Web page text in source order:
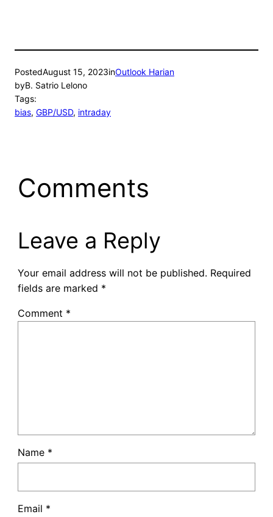
PostedAugust 15, 2023inOutlook Harian
byB. Satrio Lelono
Tags:
bias, GBP/USD, intraday
Comments
Leave a Reply
Your email address will not be published. Required
fields are marked *
Comment *
Name *
Email *